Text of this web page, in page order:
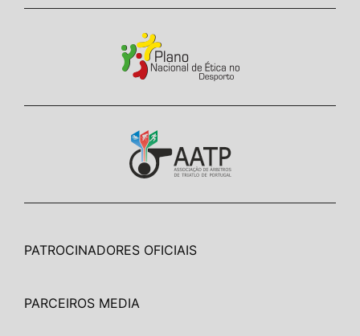
PATROCINADORES OFICIAIS
PARCEIROS MEDIA